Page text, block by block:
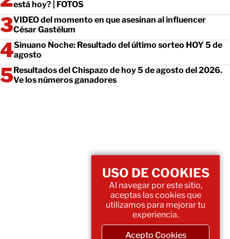
está hoy? | FOTOS
VIDEO del momento en que asesinan al influencer
César Gastélum
Sinuano Noche: Resultado del último sorteo HOY 5 de
agosto
Resultados del Chispazo de hoy 5 de agosto del 2026.
Ve los números ganadores
USO DE COOKIES
Al navegar por este sitio,
aceptas las cookies que
utilizamos para mejorar tu
experiencia.
Acepto Cookies